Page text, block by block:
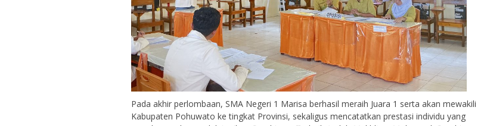
Pada akhir perlombaan, SMA Negeri 1 Marisa berhasil meraih Juara 1 serta akan mewakili
Kabupaten Pohuwato ke tingkat Provinsi, sekaligus mencatatkan prestasi individu yang